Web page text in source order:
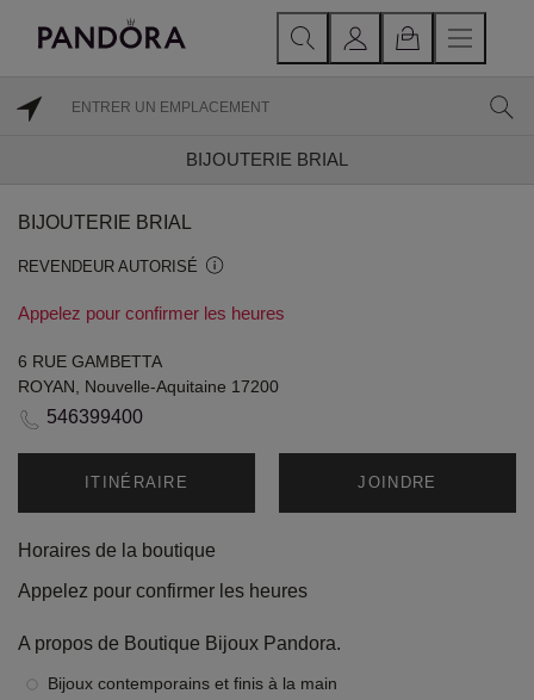
BIJOUTERIE BRIAL
BIJOUTERIE BRIAL
REVENDEUR AUTORISÉ
Appelez pour confirmer les heures
6 RUE GAMBETTA
ROYAN, Nouvelle-Aquitaine 17200
546399400
ITINÉRAIRE JOINDRE
Horaires de la boutique
Appelez pour confirmer les heures
A propos de Boutique Bijoux Pandora.
Bijoux contemporains et finis à la main